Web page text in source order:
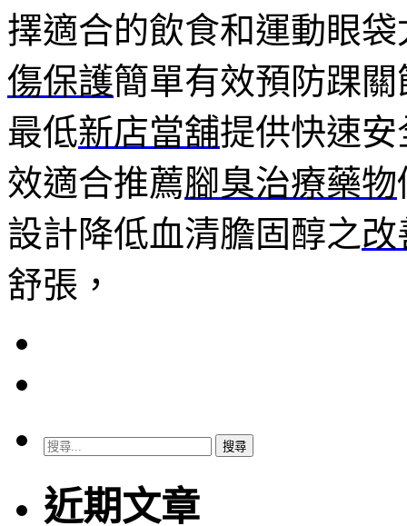
擇適合的飲食和運動眼
傷保護簡單有效預防踝
最低新店當舖提供快速
效適合推薦腳臭治療藥物
設計降低血清膽固醇之
舒張，
搜
關
鍵
近期文章